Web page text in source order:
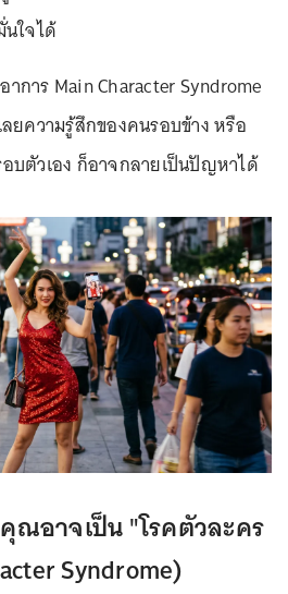
นใจได้
การ Main Character Syndrome
ยความรู้สึกของคนรอบข้าง หรือ
บตัวเอง ก็อาจกลายเป็นปัญหาได้
อาจเป็น "โรคตัวละคร
Syndrome)